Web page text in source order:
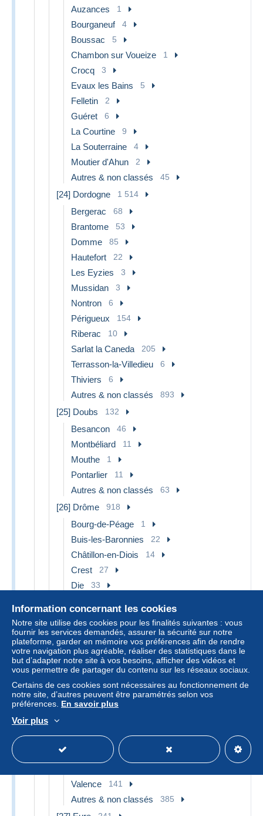
Auzances 1
Bourganeuf 4
Boussac 5
Chambon sur Voueize 1
Crocq 3
Evaux les Bains 5
Felletin 2
Guéret 6
La Courtine 9
La Souterraine 4
Moutier d'Ahun 2
Autres & non classés 45
[24] Dordogne 1 514
Bergerac 68
Brantome 53
Domme 85
Hautefort 22
Les Eyzies 3
Mussidan 3
Nontron 6
Périgueux 154
Riberac 10
Sarlat la Caneda 205
Terrasson-la-Villedieu 6
Thiviers 6
Autres & non classés 893
[25] Doubs 132
Besancon 46
Montbéliard 11
Mouthe 1
Pontarlier 11
Autres & non classés 63
[26] Drôme 918
Bourg-de-Péage 1
Buis-les-Baronnies 22
Châtillon-en-Diois 14
Crest 27
Die 33
Grignan 47
Hauterives 39
Les Grands Goulets 16
Livron 1
Loriol 2
Luc-en-Diois
Nyons 56
6
Valence 141
Autres & non classés 385
Information concernant les cookies
Notre site utilise des cookies pour les finalités suivantes : vous
fournir les services demandés, assurer la sécurité sur notre
plateforme, garder en mémoire vos préférences afin de rendre
votre navigation plus agréable, réaliser des statistiques dans le
but d’adapter notre site à vos besoins, afficher des vidéos et
vous permettre de partager du contenu sur les réseaux sociaux.
Certains de ces cookies sont nécessaires au fonctionnement de
notre site, d’autres peuvent être paramétrés selon vos
préférences. En savoir plus
Voir plus